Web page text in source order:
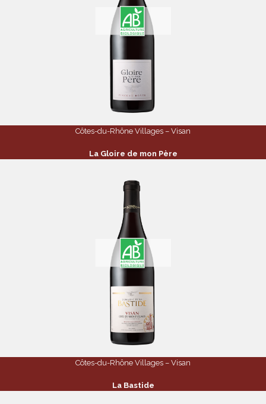
Côtes-du-Rhône Villages – Visan
La Gloire de mon Père
Côtes-du-Rhône Villages – Visan
La Bastide